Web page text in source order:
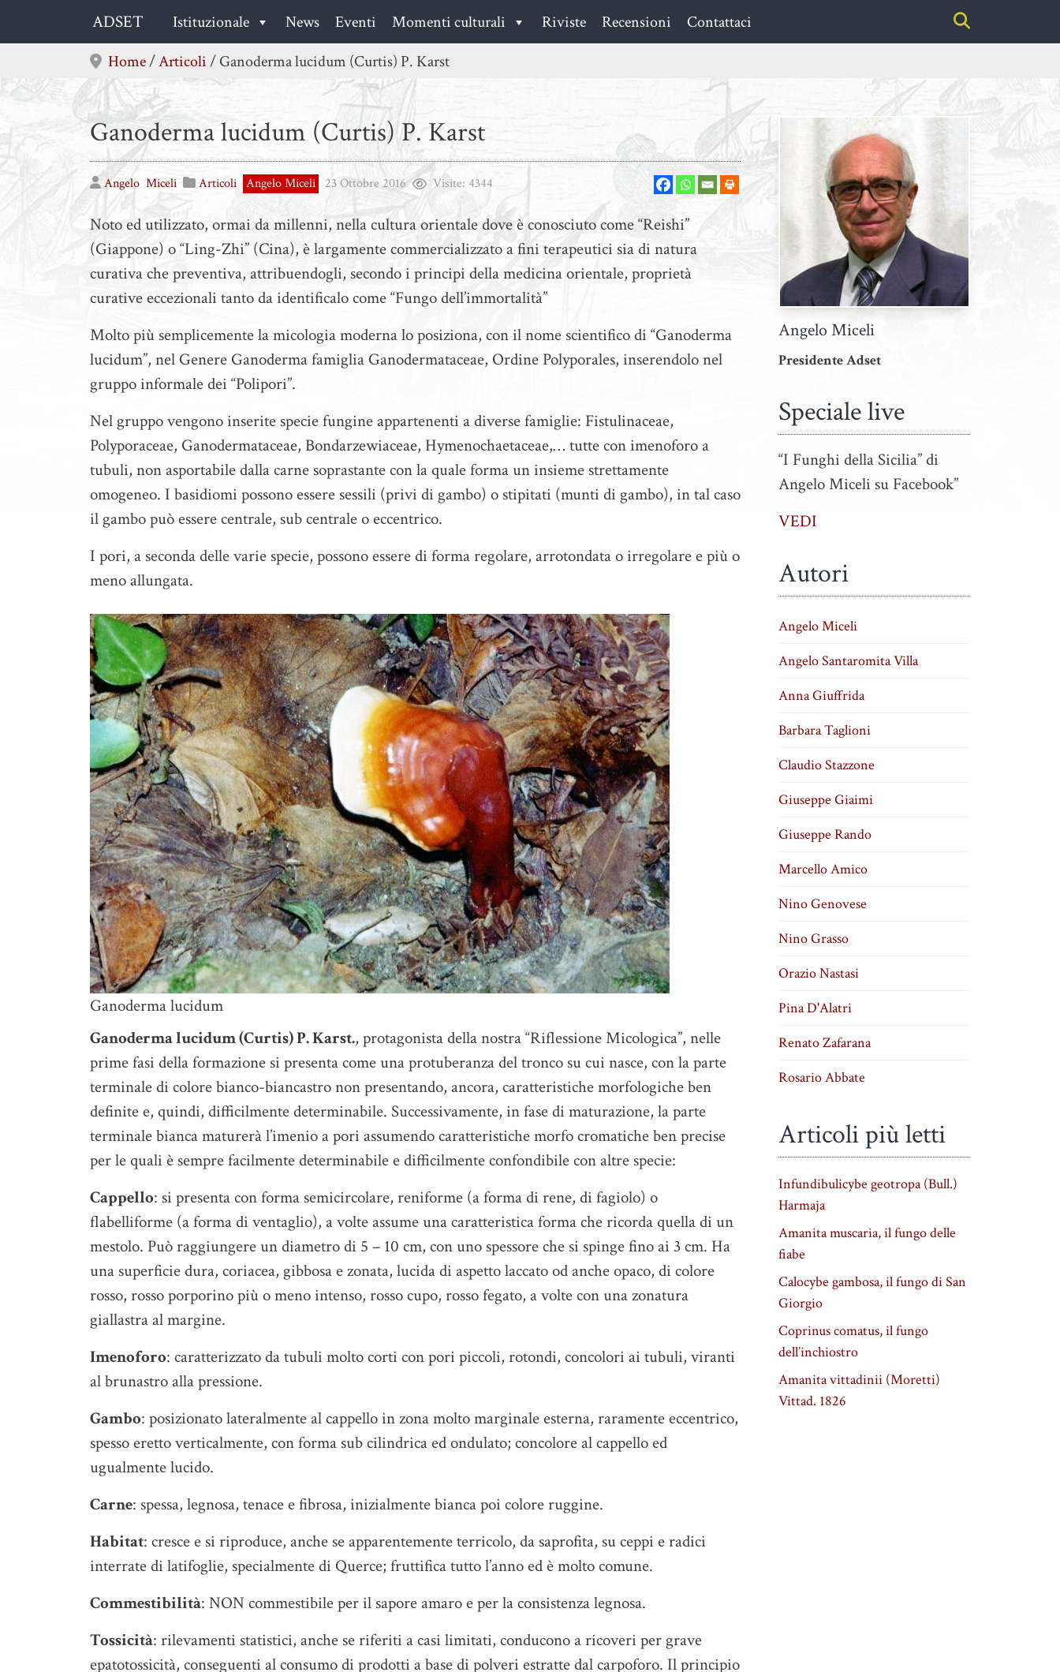
ADSET Istituzionale News Eventi Momenti culturali Riviste Recensioni
Contattaci
Home/Articoli/Ganoderma lucidum (Curtis) P. Karst
Ganoderma lucidum (Curtis) P. Karst
Angelo Miceli Articoli Angelo Miceli 23 Ottobre 2016 Visite: 4344
Noto ed utilizzato, ormai da millenni, nella cultura orientale dove è conosciuto come “Reishi”
(Giappone) o “Ling-Zhi” (Cina), è largamente commercializzato a fini terapeutici sia di natura
curativa che preventiva, attribuendogli, secondo i principi della medicina orientale, proprietà
curative eccezionali tanto da identificalo come “Fungo dell’immortalità”
Molto più semplicemente la micologia moderna lo posiziona, con il nome scientifico di “Ganoderma
lucidum”, nel Genere Ganoderma famiglia Ganodermataceae, Ordine Polyporales, inserendolo nel
gruppo informale dei “Polipori”.
Nel gruppo vengono inserite specie fungine appartenenti a diverse famiglie: Fistulinaceae,
Polyporaceae, Ganodermataceae, Bondarzewiaceae, Hymenochaetaceae,… tutte con imenoforo a
tubuli, non asportabile dalla carne soprastante con la quale forma un insieme strettamente
omogeneo. I basidiomi possono essere sessili (privi di gambo) o stipitati (munti di gambo), in tal caso
il gambo può essere centrale, sub centrale o eccentrico.
I pori, a seconda delle varie specie, possono essere di forma regolare, arrotondata o irregolare e più o
meno allungata.
Ganoderma lucidum
Ganoderma lucidum (Curtis) P. Karst., protagonista della nostra “Riflessione Micologica”, nelle
prime fasi della formazione si presenta come una protuberanza del tronco su cui nasce, con la parte
terminale di colore bianco-biancastro non presentando, ancora, caratteristiche morfologiche ben
definite e, quindi, difficilmente determinabile. Successivamente, in fase di maturazione, la parte
terminale bianca maturerà l’imenio a pori assumendo caratteristiche morfo cromatiche ben precise
per le quali è sempre facilmente determinabile e difficilmente confondibile con altre specie:
Cappello: si presenta con forma semicircolare, reniforme (a forma di rene, di fagiolo) o
flabelliforme (a forma di ventaglio), a volte assume una caratteristica forma che ricorda quella di un
mestolo. Può raggiungere un diametro di 5 – 10 cm, con uno spessore che si spinge fino ai 3 cm. Ha
una superficie dura, coriacea, gibbosa e zonata, lucida di aspetto laccato od anche opaco, di colore
rosso, rosso porporino più o meno intenso, rosso cupo, rosso fegato, a volte con una zonatura
giallastra al margine.
Imenoforo: caratterizzato da tubuli molto corti con pori piccoli, rotondi, concolori ai tubuli, viranti
al brunastro alla pressione.
Gambo: posizionato lateralmente al cappello in zona molto marginale esterna, raramente eccentrico,
spesso eretto verticalmente, con forma sub cilindrica ed ondulato; concolore al cappello ed
ugualmente lucido.
Carne: spessa, legnosa, tenace e fibrosa, inizialmente bianca poi colore ruggine.
Habitat: cresce e si riproduce, anche se apparentemente terricolo, da saprofita, su ceppi e radici
interrate di latifoglie, specialmente di Querce; fruttifica tutto l’anno ed è molto comune.
Commestibilità: NON commestibile per il sapore amaro e per la consistenza legnosa.
Tossicità: rilevamenti statistici, anche se riferiti a casi limitati, conducono a ricoveri per grave
epatotossicità, conseguenti al consumo di prodotti a base di polveri estratte dal carpoforo. Il principio
Angelo Miceli
Presidente Adset
Speciale live
“I Funghi della Sicilia” di
Angelo Miceli su Facebook”
VEDI
Autori
Angelo Miceli
Angelo Santaromita Villa
Anna Giuffrida
Barbara Taglioni
Claudio Stazzone
Giuseppe Giaimi
Giuseppe Rando
Marcello Amico
Nino Genovese
Nino Grasso
Orazio Nastasi
Pina D'Alatri
Renato Zafarana
Rosario Abbate
Articoli più letti
Infundibulicybe geotropa (Bull.)
Harmaja
Amanita muscaria, il fungo delle
fiabe
Calocybe gambosa, il fungo di San
Giorgio
Coprinus comatus, il fungo
dell’inchiostro
Amanita vittadinii (Moretti)
Vittad. 1826